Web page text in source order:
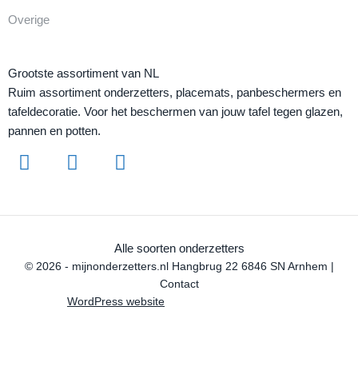
Overige
Grootste assortiment van NL
Ruim assortiment onderzetters, placemats, panbeschermers en
tafeldecoratie. Voor het beschermen van jouw tafel tegen glazen,
pannen en potten.
Alle soorten onderzetters
© 2026 - mijnonderzetters.nl Hangbrug 22 6846 SN Arnhem |
Contact
WordPress website